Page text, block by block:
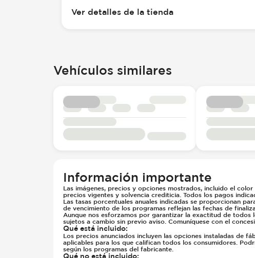
Ver detalles de la tienda
Vehículos similares
Información importante
Las imágenes, precios y opciones mostrados, incluido el
precios vigentes y solvencia crediticia. Todos los pagos
Las tasas porcentuales anuales indicadas se proporcionan
de vencimiento de los programas reflejan las fechas de
Aunque nos esforzamos por garantizar la exactitud de
sujetos a cambio sin previo aviso. Comuníquese con el
Qué está incluido:
Los precios anunciados incluyen las opciones instaladas de
aplicables para los que califican todos los consumidores.
según los programas del fabricante.
Qué no está incluido: